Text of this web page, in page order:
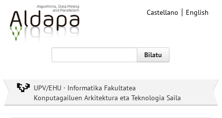
Castellano English
Bilatu
UPV/EHU · Informatika Fakultatea
Konputagailuen Arkitektura eta Teknologia Saila